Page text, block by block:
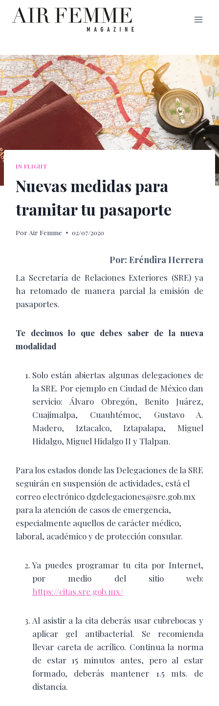
Saltar
IN FLIGHT
Nuevas medidas para
tramitar tu pasaporte
Por Air Femme 02/07/2020
Por: Eréndira Herrera
La Secretaría de Relaciones Exteriores (SRE) ya
ha retomado de manera parcial la emisión de
pasaportes.
Te decimos lo que debes saber de la nueva
modalidad
Solo están abiertas algunas delegaciones de
la SRE. Por ejemplo en Ciudad de México dan
servicio: Álvaro Obregón, Benito Juárez,
Cuajimalpa, Cuauhtémoc, Gustavo A.
Madero, Iztacalco, Iztapalapa, Miguel
Hidalgo, Miguel Hidalgo II y Tlalpan.
Para los estados donde las Delegaciones de la SRE
seguirán en suspensión de actividades, está el
correo electrónico dgdelegaciones@sre.gob.mx
para la atención de casos de emergencia,
especialmente aquellos de carácter médico,
laboral, académico y de protección consular.
Ya puedes programar tu cita por Internet,
por medio del sitio web:
https://citas.sre.gob.mx/
Al asistir a la cita deberás usar cubrebocas y
aplicar gel antibacterial. Se recomienda
llevar careta de acrílico. Continua la norma
de estar 15 minutos antes, pero al estar
formado, deberás mantener 1.5 mts. de
distancia.